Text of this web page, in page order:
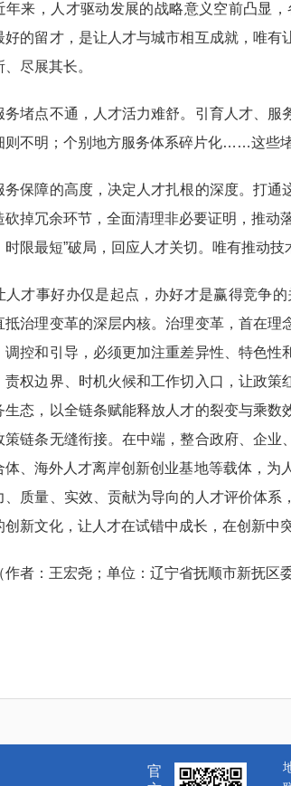
，人才驱动发展的战略意义空前凸显，
好的留才，是让人才与城市相互成就，唯
尽展其长。
点不通，人才活力难舒。引育人才、服
则不明；个别地方服务体系碎片化……这些
障的高度，决定人才扎根的深度。打通
砍掉冗余环节，全面清理非必要证明，推动
时限最短”破局，回应人才关切。唯有推动
事好办仅是起点，办好才是赢得竞争的
抵治理变革的深层内核。治理变革，首在
调控和引导，必须更加注重差异性、特色
责权边界、时机火候和工作切入口，让政
生态，以全链条赋能释放人才的裂变与乘
策链条无缝衔接。在中端，整合政府、企业
体、海外人才离岸创新创业基地等载体，为
、质量、实效、贡献为导向的人才评价体
创新文化，让人才在试错中成长，在创新中
：王宏尧；单位：辽宁省抚顺市新抚区委
官